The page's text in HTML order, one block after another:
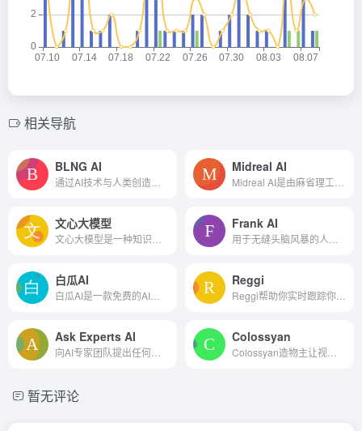
相关导航
BLNG AI Midreal AI
文心大模型 Frank AI
白瓜AI Reggi
Ask Experts AI Colossyan
暂无评论